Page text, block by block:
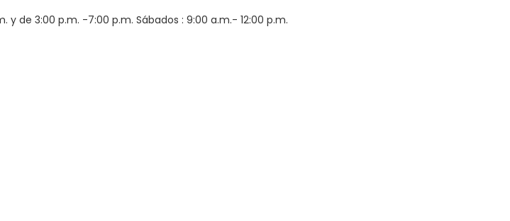
y de 3:00 p.m. -7:00 p.m. Sábados : 9:00 a.m.- 12:00 p.m.